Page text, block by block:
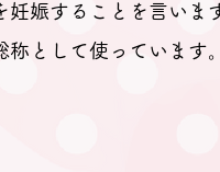
妊娠することを言いま
称として使っています。